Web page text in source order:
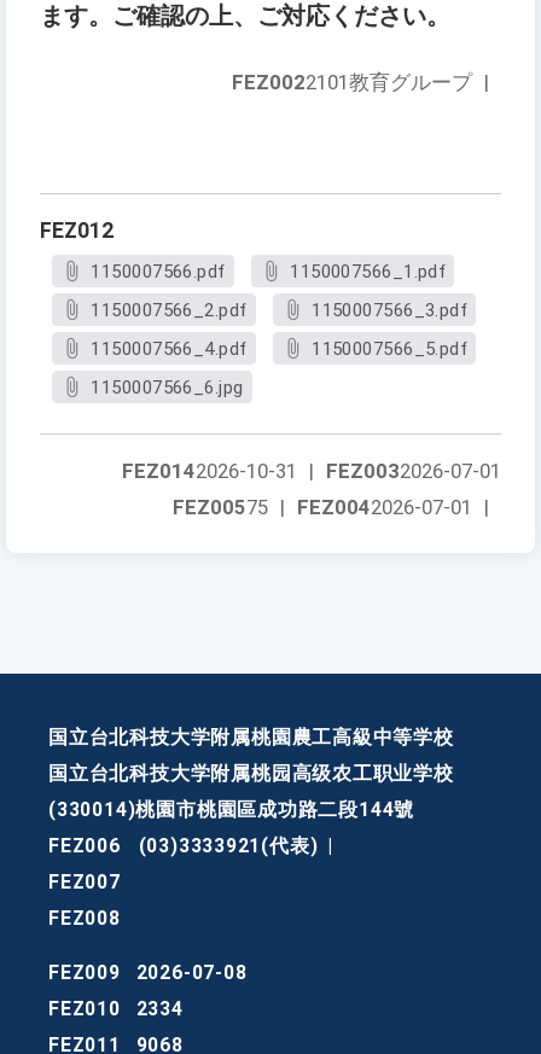
ます。ご確認の上、ご対応ください。
FEZ0022101教育グループ |
FEZ012
1150007566.pdf
1150007566_1.pdf
1150007566_2.pdf
1150007566_3.pdf
1150007566_4.pdf
1150007566_5.pdf
1150007566_6.jpg
FEZ0032026-07-01
FEZ0142026-10-31
|
FEZ0042026-07-01 |
FEZ00575 |
国立台北科技大学附属桃園農工高級中等学校
国立台北科技大学附属桃园高级农工职业学校
(330014)桃園市桃園區成功路二段144號
FEZ006
(03)3333921(代表)
FEZ007
FEZ008
FEZ009
2026-07-08
FEZ010
2334
FEZ011
9068